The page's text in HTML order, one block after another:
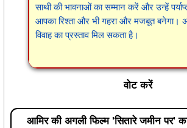
साथी की भावनाओं का सम्मान करें और उन्हें
आपका रिश्ता और भी गहरा और मजबूत बनेगा।
विवाह का प्रस्ताव मिल सकता है।
वोट करें
आमिर की अगली फिल्म 'सितारे जमीन पर'